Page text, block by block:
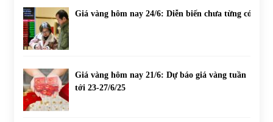
Giá vàng hôm nay 24/6: Diễn biến chưa từng có
Giá vàng hôm nay 21/6: Dự báo giá vàng tuần
tới 23-27/6/25